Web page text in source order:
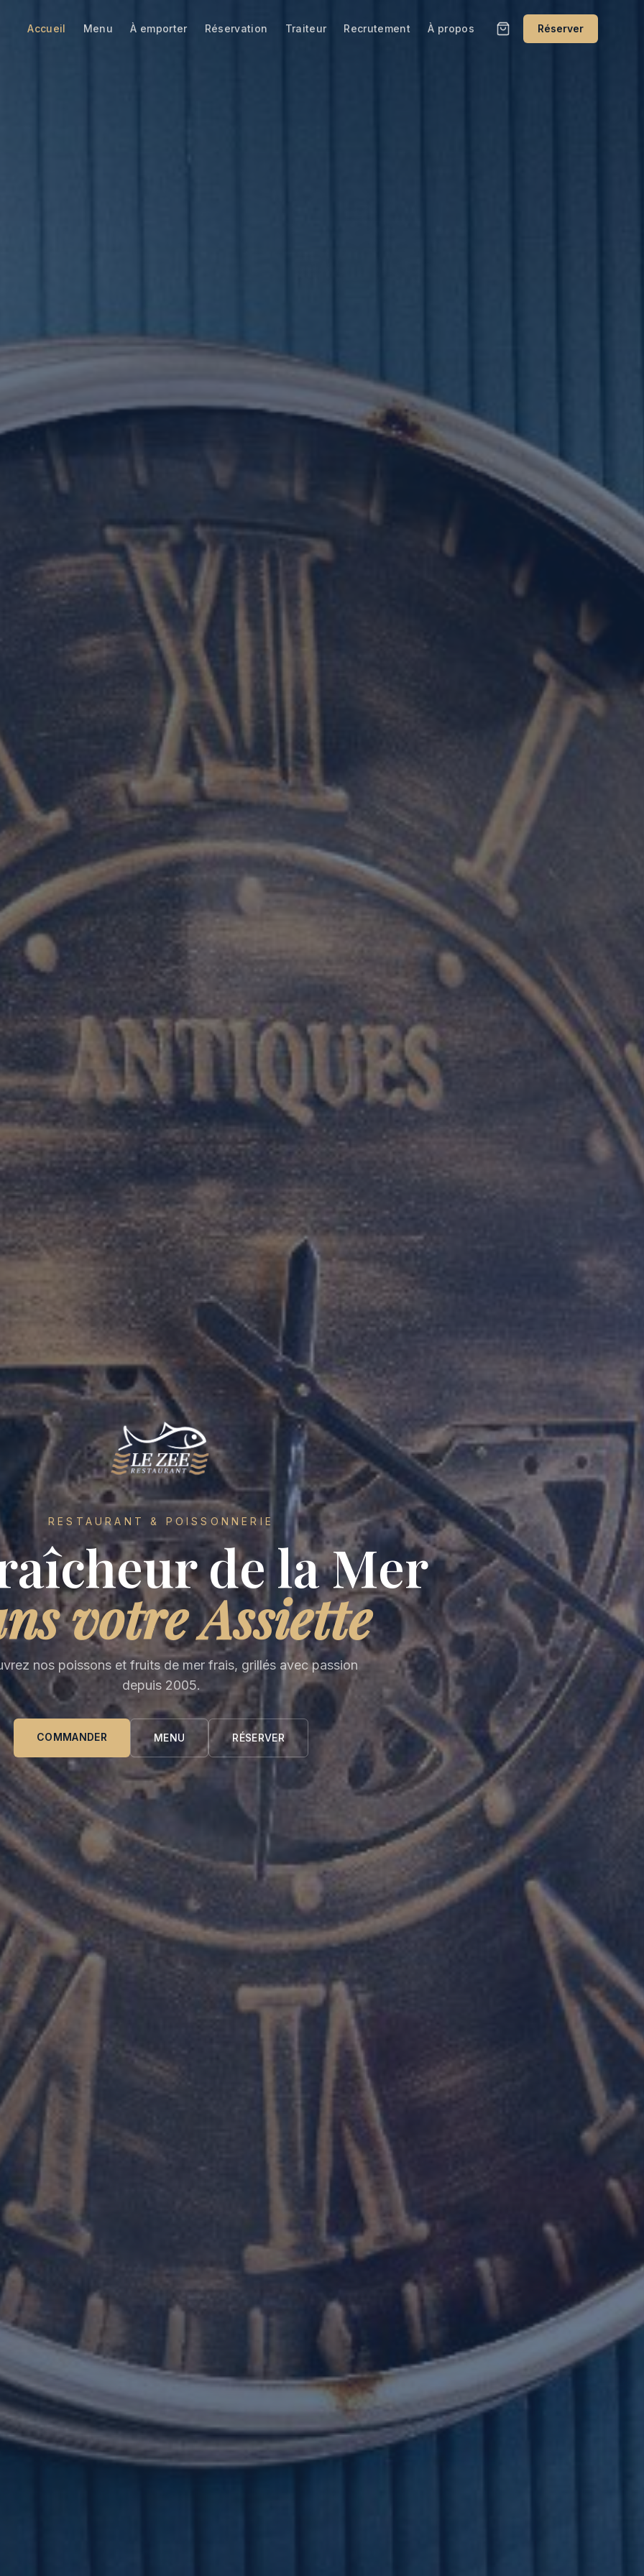
Accueil Menu À emporter Réservation Traiteur Recrutement À propos Réserver
RESTAURANT & POISSONNERIE
de la Mer
votre Assiette
nos poissons et fruits de mer frais, grillés avec passion
depuis 2005.
COMMANDER MENU RÉSERVER